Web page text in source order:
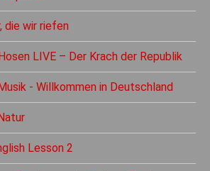
die wir riefen
LIVE – Der Krach der Republik
- Willkommen in Deutschland
Lesson 2